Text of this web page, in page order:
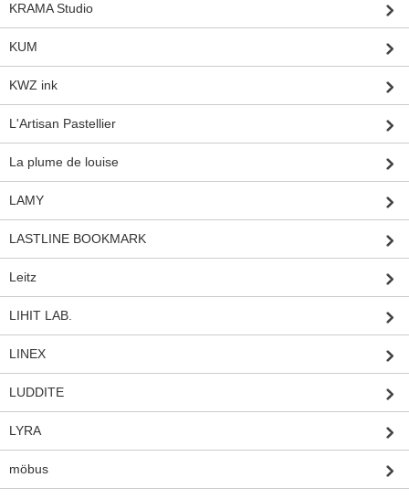
KRAMA Studio
KUM
KWZ ink
L'Artisan Pastellier
La plume de louise
LAMY
LASTLINE BOOKMARK
Leitz
LIHIT LAB.
LINEX
LUDDITE
LYRA
möbus